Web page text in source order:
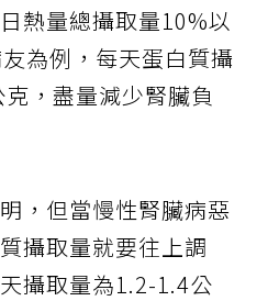
熱量總攝取量10%以
為例，每天蛋白質攝
，盡量減少腎臟負
，但當慢性腎臟病惡
攝取量就要往上調
攝取量為1.2-1.4公